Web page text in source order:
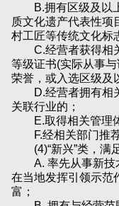
B.拥有区级及以上
质文化遗产代表性项
村工匠等传统文化标
C.经营者获得相关
等级证书(实际从事
荣誉，或入选区级及
D.经营者拥有相关
关联行业的；
E.取得相关管理体
F.经相关部门推荐
(4)“新兴”类，满足
A. 率先从事新技术
在当地发挥引领示范
富；